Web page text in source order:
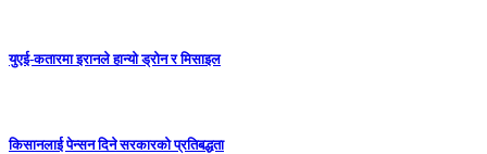
युएई-कतारमा इरानले हान्यो ड्रोन र मिसाइल
किसानलाई पेन्सन दिने सरकारको प्रतिबद्धता